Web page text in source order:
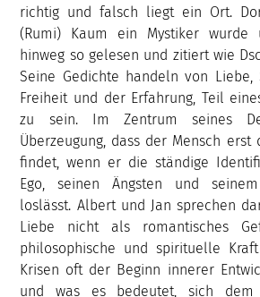
richtig und falsch liegt ein Ort.
(Rumi) Kaum ein Mystiker wurde
hinweg so gelesen und zitiert wie
Seine Gedichte handeln von Liebe,
Freiheit und der Erfahrung, Teil
zu sein. Im Zentrum seines
Überzeugung, dass der Mensch erst
findet, wenn er die ständige
Ego, seinen Ängsten und
loslässt. Albert und Jan sprechen
Liebe nicht als romantisches
philosophische und spirituelle
Krisen oft der Beginn innerer
und was es bedeutet, sich